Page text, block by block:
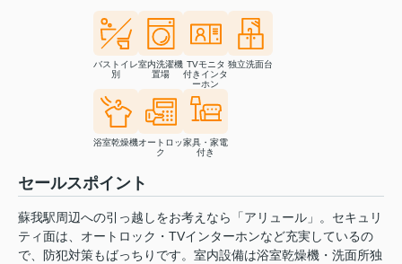
バストイレ
別
室内洗濯機
置場
TVモニタ
付きインタ
ーホン
独立洗面台
浴室乾燥機オートロッ
ク
家具・家電
付き
セールスポイント
蘇我駅周辺への引っ越しをお考えなら「アリュール」。セキュリ
ティ面は、オートロック・TVインターホンなど充実しているの
で、防犯対策もばっちりです。室内設備は浴室乾燥機・洗面所独